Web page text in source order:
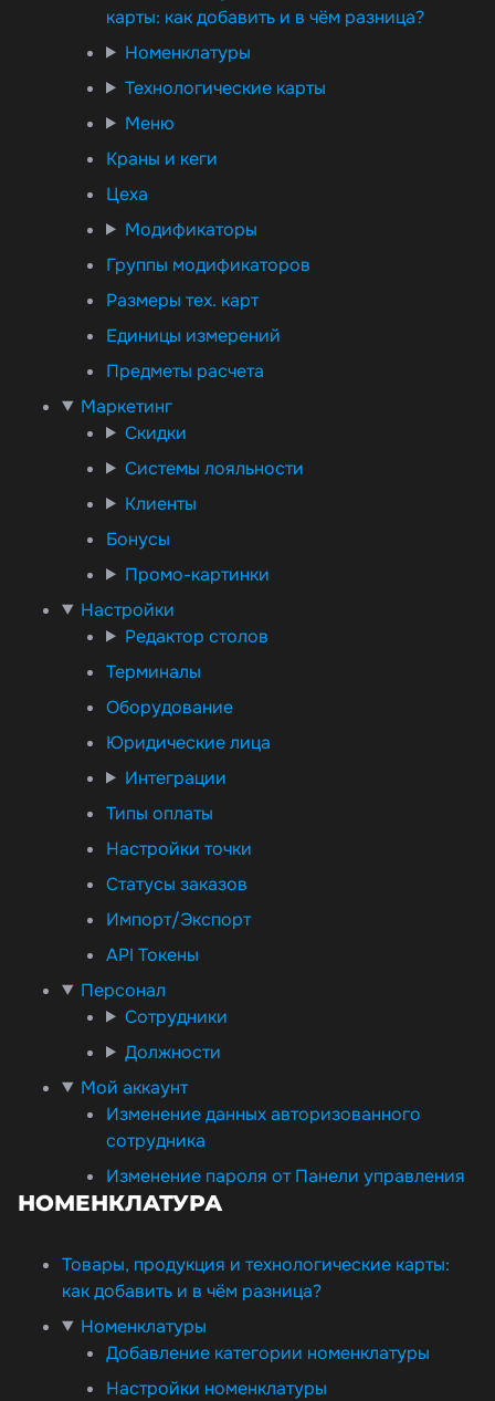
карты: как добавить и в чём разница?
Номенклатуры
Технологические карты
Меню
Краны и кеги
Цеха
Модификаторы
Группы модификаторов
Размеры тех. карт
Единицы измерений
Предметы расчета
Маркетинг
Скидки
Системы лояльности
Клиенты
Бонусы
Промо-картинки
Настройки
Редактор столов
Терминалы
Оборудование
Юридические лица
Интеграции
Типы оплаты
Настройки точки
Статусы заказов
Импорт/Экспорт
API Токены
Персонал
Сотрудники
Должности
Мой аккаунт
Изменение данных авторизованного
сотрудника
Изменение пароля от Панели управления
НОМЕНКЛАТУРА
Товары, продукция и технологические карты:
как добавить и в чём разница?
Номенклатуры
Добавление категории номенклатуры
Настройки номенклатуры